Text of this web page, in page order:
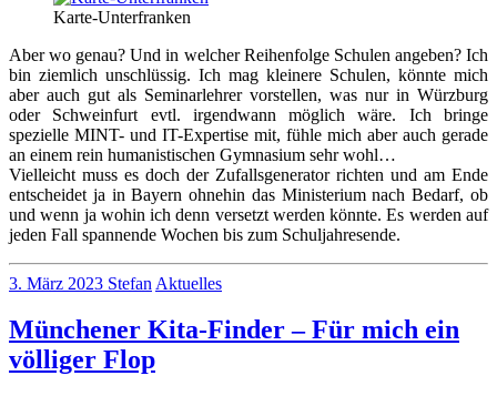
Karte-Unterfranken
Aber wo genau? Und in welcher Reihenfolge Schulen angeben? Ich
bin ziemlich unschlüssig. Ich mag kleinere Schulen, könnte mich
aber auch gut als Seminarlehrer vorstellen, was nur in Würzburg
oder Schweinfurt evtl. irgendwann möglich wäre. Ich bringe
spezielle MINT- und IT-Expertise mit, fühle mich aber auch gerade
an einem rein humanistischen Gymnasium sehr wohl…
Vielleicht muss es doch der Zufallsgenerator richten und am Ende
entscheidet ja in Bayern ohnehin das Ministerium nach Bedarf, ob
und wenn ja wohin ich denn versetzt werden könnte. Es werden auf
jeden Fall spannende Wochen bis zum Schuljahresende.
no
comments
Auf
der
Suche
3. März 2023 Stefan Aktuelles
Münchener Kita-Finder – Für mich ein
völliger Flop